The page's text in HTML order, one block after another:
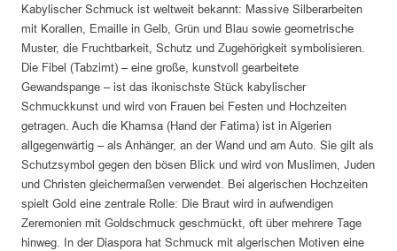
Kabylischer Schmuck ist weltweit bekannt: Massive Silberarbeiten
mit Korallen, Emaille in Gelb, Grün und Blau sowie geometrische
Muster, die Fruchtbarkeit, Schutz und Zugehörigkeit symbolisieren.
Die Fibel (Tabzimt) – eine große, kunstvoll gearbeitete
Gewandspange – ist das ikonischste Stück kabylischer
Schmuckkunst und wird von Frauen bei Festen und Hochzeiten
getragen. Auch die Khamsa (Hand der Fatima) ist in Algerien
allgegenwärtig – als Anhänger, an der Wand und am Auto. Sie gilt als
Schutzsymbol gegen den bösen Blick und wird von Muslimen, Juden
und Christen gleichermaßen verwendet. Bei algerischen Hochzeiten
spielt Gold eine zentrale Rolle: Die Braut wird in aufwendigen
Zeremonien mit Goldschmuck geschmückt, oft über mehrere Tage
hinweg. In der Diaspora hat Schmuck mit algerischen Motiven eine